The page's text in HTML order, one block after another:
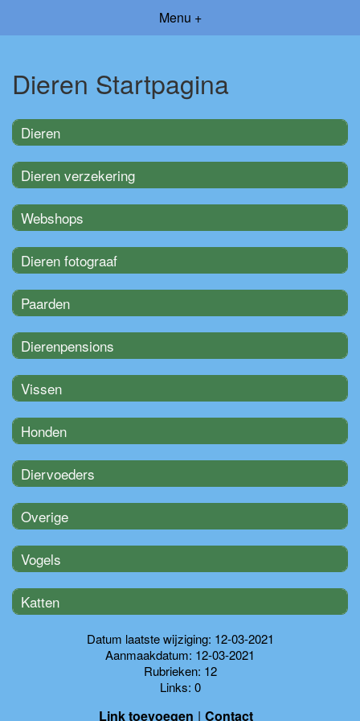
Menu +
Dieren Startpagina
Dieren
Dieren verzekering
Webshops
Dieren fotograaf
Paarden
Dierenpensions
Vissen
Honden
Diervoeders
Overige
Vogels
Katten
Datum laatste wijziging: 12-03-2021
Aanmaakdatum: 12-03-2021
Rubrieken: 12
Links: 0
Link toevoegen Contact